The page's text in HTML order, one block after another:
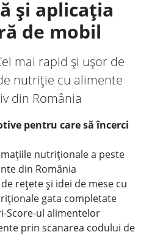
și aplicația
de mobil
mai rapid și ușor de
nutriție cu alimente
din România
pentru care să încerci
nutriționale a peste
din România
rețete și idei de mese cu
gata completate
Score-ul alimentelor
prin scanarea codului de